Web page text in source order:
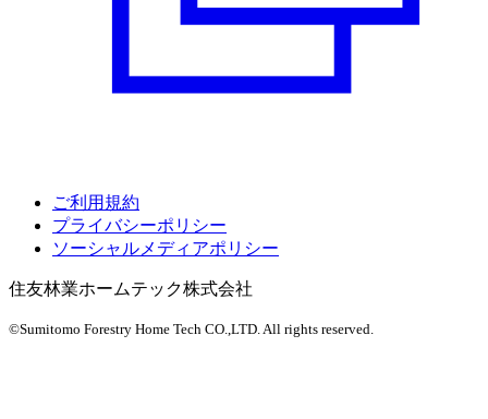
ご利用規約
プライバシーポリシー
ソーシャルメディアポリシー
住友林業ホームテック株式会社
©Sumitomo Forestry Home Tech CO.,LTD. All rights reserved.